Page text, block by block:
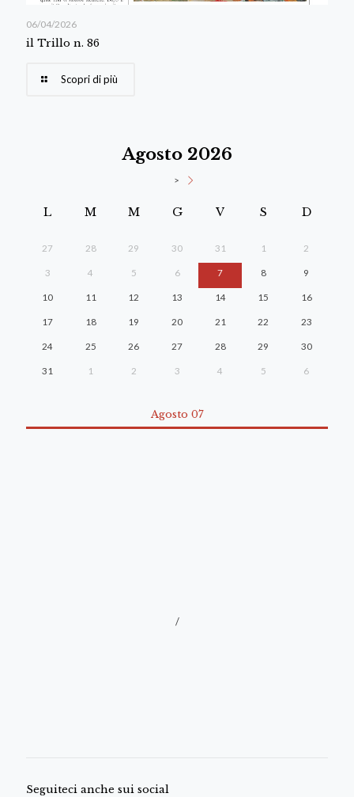
06/04/2026
il Trillo n. 86
Scopri di più
Agosto 2026
>
L M M G V S D
27 28 29 30 31 1 2
3 4 5 6 7 8 9
10 11 12 13 14 15 16
17 18 19 20 21 22 23
24 25 26 27 28 29 30
31 1 2 3 4 5 6
Agosto 07
/
Seguiteci anche sui social